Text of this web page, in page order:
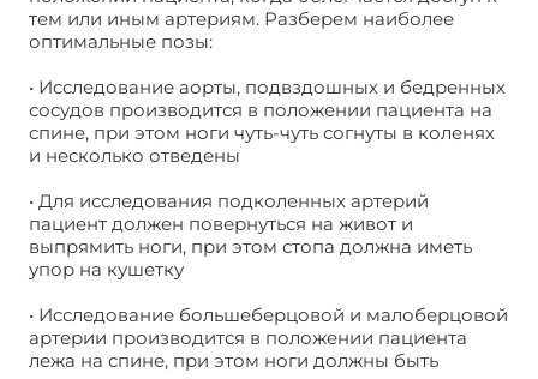
тем или иным артериям. Разберем наиболее
оптимальные позы:
• Исследование аорты, подвздошных и бедренных
сосудов производится в положении пациента на
спине, при этом ноги чуть-чуть согнуты в коленях
и несколько отведены
• Для исследования подколенных артерий
пациент должен повернуться на живот и
выпрямить ноги, при этом стопа должна иметь
упор на кушетку
• Исследование большеберцовой и малоберцовой
артерии производится в положении пациента
лежа на спине, при этом ноги должны быть